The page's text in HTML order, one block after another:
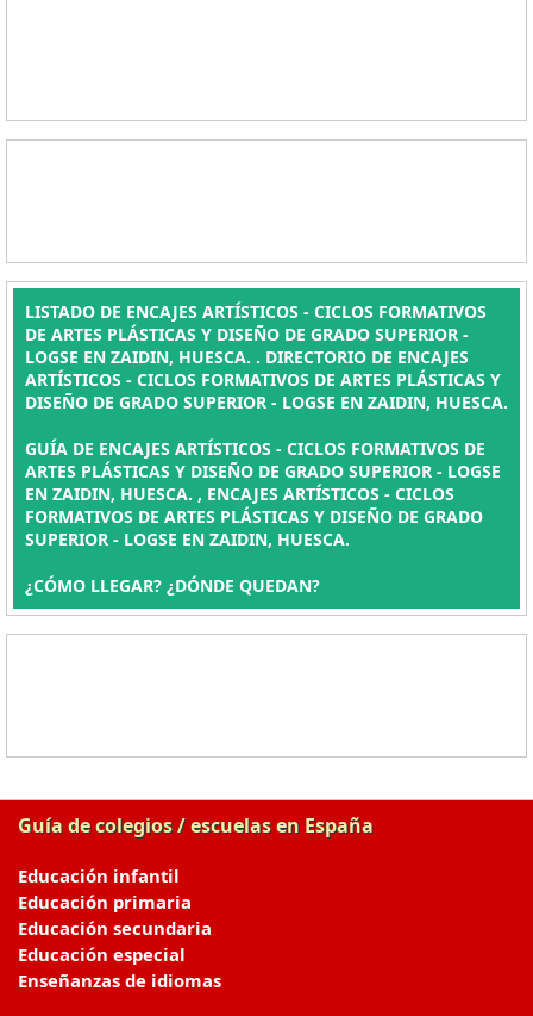
LISTADO DE ENCAJES ARTÍSTICOS - CICLOS FORMATIVOS
DE ARTES PLÁSTICAS Y DISEÑO DE GRADO SUPERIOR -
LOGSE EN ZAIDIN, HUESCA. . DIRECTORIO DE ENCAJES
ARTÍSTICOS - CICLOS FORMATIVOS DE ARTES PLÁSTICAS Y
DISEÑO DE GRADO SUPERIOR - LOGSE EN ZAIDIN, HUESCA.
GUÍA DE ENCAJES ARTÍSTICOS - CICLOS FORMATIVOS DE
ARTES PLÁSTICAS Y DISEÑO DE GRADO SUPERIOR - LOGSE
EN ZAIDIN, HUESCA. , ENCAJES ARTÍSTICOS - CICLOS
FORMATIVOS DE ARTES PLÁSTICAS Y DISEÑO DE GRADO
SUPERIOR - LOGSE EN ZAIDIN, HUESCA.
¿CÓMO LLEGAR? ¿DÓNDE QUEDAN?
Guía de colegios / escuelas en España
Educación infantil
Educación primaria
Educación secundaria
Educación especial
Enseñanzas de idiomas